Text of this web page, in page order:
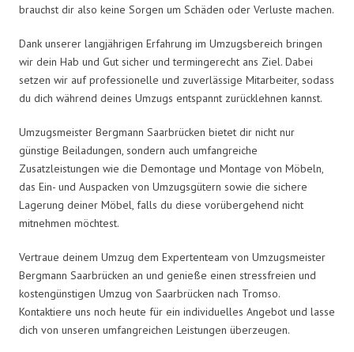
brauchst dir also keine Sorgen um Schäden oder Verluste machen.
Dank unserer langjährigen Erfahrung im Umzugsbereich bringen
wir dein Hab und Gut sicher und termingerecht ans Ziel. Dabei
setzen wir auf professionelle und zuverlässige Mitarbeiter, sodass
du dich während deines Umzugs entspannt zurücklehnen kannst.
Umzugsmeister Bergmann Saarbrücken bietet dir nicht nur
günstige Beiladungen, sondern auch umfangreiche
Zusatzleistungen wie die Demontage und Montage von Möbeln,
das Ein- und Auspacken von Umzugsgütern sowie die sichere
Lagerung deiner Möbel, falls du diese vorübergehend nicht
mitnehmen möchtest.
Vertraue deinem Umzug dem Expertenteam von Umzugsmeister
Bergmann Saarbrücken an und genieße einen stressfreien und
kostengünstigen Umzug von Saarbrücken nach Tromso.
Kontaktiere uns noch heute für ein individuelles Angebot und lasse
dich von unseren umfangreichen Leistungen überzeugen.